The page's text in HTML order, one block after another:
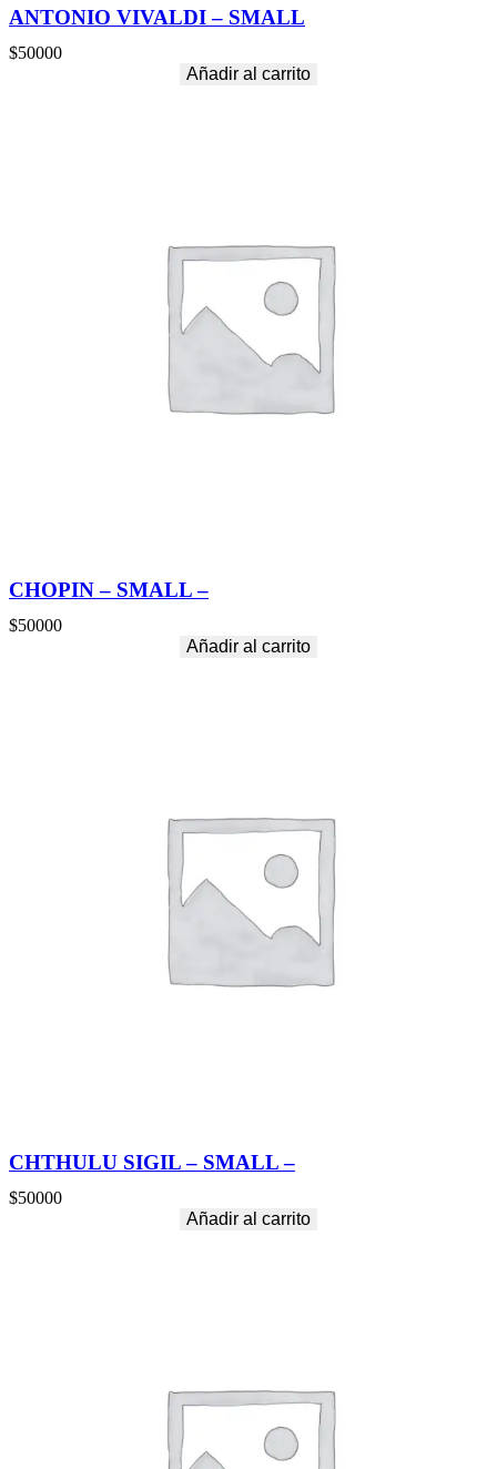
ANTONIO VIVALDI – SMALL
$50000
Añadir al carrito
CHOPIN – SMALL –
$50000
Añadir al carrito
CHTHULU SIGIL – SMALL –
$50000
Añadir al carrito